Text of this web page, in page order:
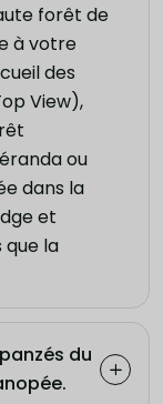
forêt de
à votre
des
View),
ou
dans la
et
que la
du